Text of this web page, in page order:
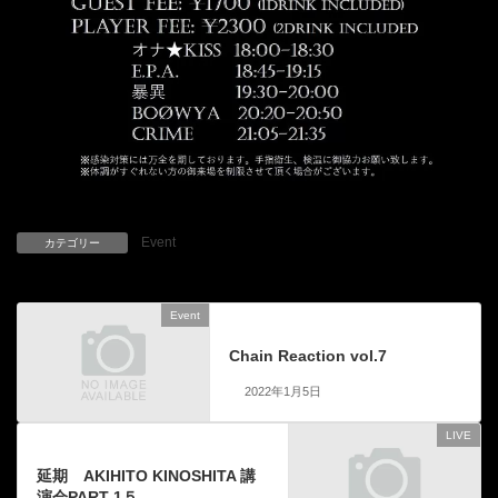
カテゴリー Event
Event
Chain Reaction vol.7
2022年1月5日
LIVE
延期 AKIHITO KINOSHITA 講